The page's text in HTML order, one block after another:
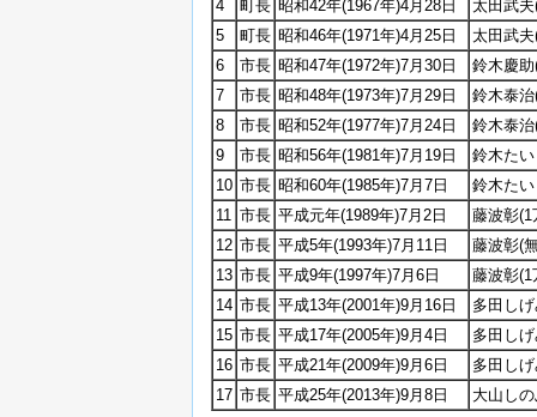
4 町長 昭和42年(1967年)4月28日
太田武
5
町長 昭和46年(1971年)4月25日
太田武
6
市長 昭和47年(1972年)7月30日
鈴木慶
7
市長 昭和48年(1973年)7月29日
鈴木泰
8
市長 昭和52年(1977年)7月24日
鈴木泰
9
市長 昭和56年(1981年)7月19日
鈴木た
10 市長 昭和60年(1985年)7月7日
鈴木た
11 市長 平成元年(1989年)7月2日
藤波彰(1
12 市長 平成5年(1993年)7月11日
藤波彰(
13 市長 平成9年(1997年)7月6日
藤波彰(1
14 市長 平成13年(2001年)9月16日
多田し
15 市長 平成17年(2005年)9月4日
多田し
16 市長 平成21年(2009年)9月6日
多田し
17 市長 平成25年(2013年)9月8日 大山し